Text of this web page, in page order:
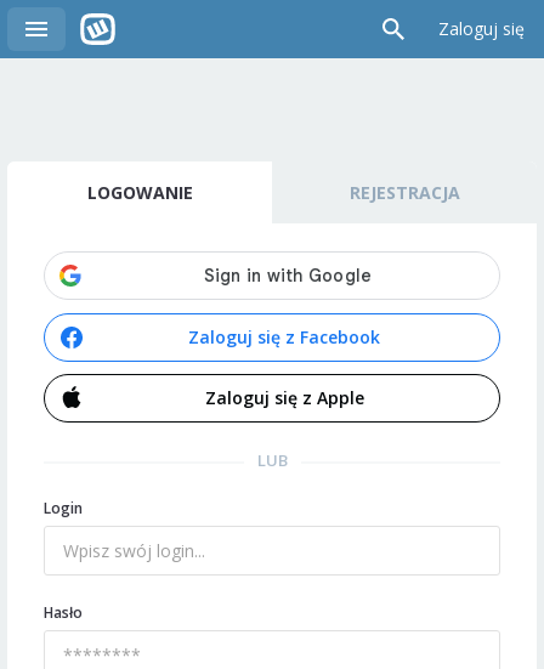
Zaloguj się
LOGOWANIE REJESTRACJA
Zaloguj się z Facebook
Zaloguj się z Apple
LUB
Login
Hasło